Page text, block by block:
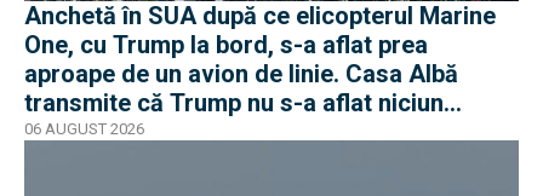
Anchetă în SUA după ce elicopterul Marine
One, cu Trump la bord, s-a aflat prea
aproape de un avion de linie. Casa Albă
transmite că Trump nu s-a aflat niciun
moment în pericol
06 AUGUST 2026